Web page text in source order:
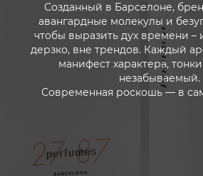
Созданный в Барселоне,
авангардные молекулы и
чтобы выразить дух времени –
дерзко, вне трендов. Каждый
манифест характера,
незабываемый.
Современная роскошь — в